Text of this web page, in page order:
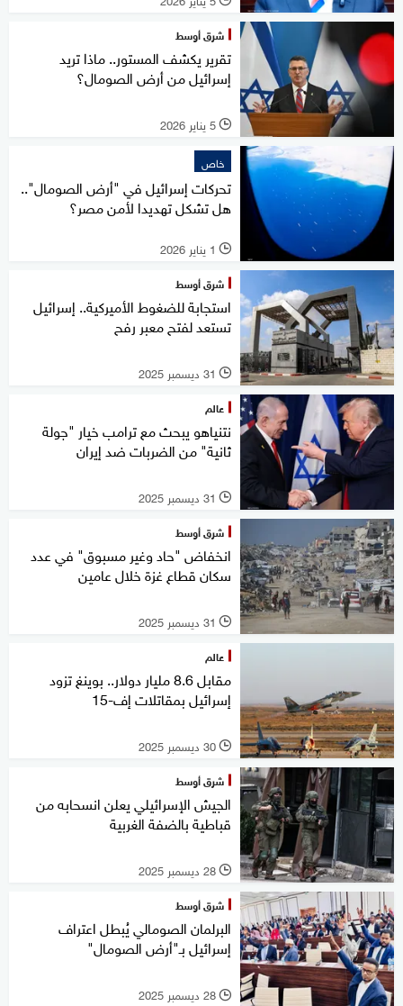
شرق أوسط
تقرير يكشف المستور.. ماذا تريد
إسرائيل من أرض الصومال؟
l 5 يناير 2026
خاص
تحركات إسرائيل في "أرض الصومال"..
هل تشكل تهديدا لأمن مصر؟
l 1 يناير 2026
شرق أوسط
استجابة للضغوط الأميركية.. إسرائيل
تستعد لفتح معبر رفح
l 31 ديسمبر 2025
عالم
نتنياهو يبحث مع ترامب خيار "جولة
ثانية" من الضربات ضد إيران
l 31 ديسمبر 2025
شرق أوسط
انخفاض "حاد وغير مسبوق" في عدد
سكان قطاع غزة خلال عامين
l 31 ديسمبر 2025
عالم
مقابل 8.6 مليار دولار.. بوينغ تزود
إسرائيل بمقاتلات إف-15
l 30 ديسمبر 2025
شرق أوسط
الجيش الإسرائيلي يعلن انسحابه من
قباطية بالضفة الغربية
l 28 ديسمبر 2025
شرق أوسط
البرلمان الصومالي يُبطل اعتراف
إسرائيل بـ"أرض الصومال"
l 28 ديسمبر 2025